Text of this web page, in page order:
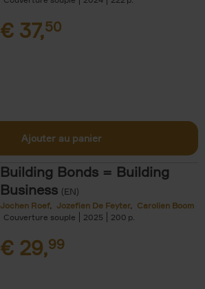
€ 37,50
Ajouter au panier
Building Bonds = Building
Business (EN)
Jochen Roef Jozefien De Feyter
Carolien Boom
Couverture souple
2025 200
€ 29,99